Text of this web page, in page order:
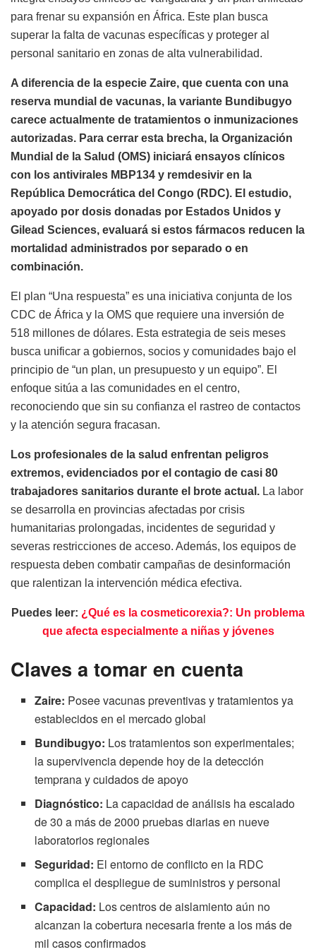
para frenar su expansión en África. Este plan busca
superar la falta de vacunas específicas y proteger al
personal sanitario en zonas de alta vulnerabilidad.
A diferencia de la especie Zaire, que cuenta con una
reserva mundial de vacunas, la variante Bundibugyo
carece actualmente de tratamientos o inmunizaciones
autorizadas. Para cerrar esta brecha, la Organización
Mundial de la Salud (OMS) iniciará ensayos clínicos
con los antivirales MBP134 y remdesivir en la
República Democrática del Congo (RDC). El estudio,
apoyado por dosis donadas por Estados Unidos y
Gilead Sciences, evaluará si estos fármacos reducen la
mortalidad administrados por separado o en
combinación.
El plan “Una respuesta” es una iniciativa conjunta de los
CDC de África y la OMS que requiere una inversión de
518 millones de dólares. Esta estrategia de seis meses
busca unificar a gobiernos, socios y comunidades bajo el
principio de “un plan, un presupuesto y un equipo”. El
enfoque sitúa a las comunidades en el centro,
reconociendo que sin su confianza el rastreo de contactos
y la atención segura fracasan.
Los profesionales de la salud enfrentan peligros
extremos, evidenciados por el contagio de casi 80
trabajadores sanitarios durante el brote actual. La labor
se desarrolla en provincias afectadas por crisis
humanitarias prolongadas, incidentes de seguridad y
severas restricciones de acceso. Además, los equipos de
respuesta deben combatir campañas de desinformación
que ralentizan la intervención médica efectiva.
Puedes leer: ¿Qué es la cosmeticorexia?: Un problema
que afecta especialmente a niñas y jóvenes
Claves a tomar en cuenta
Zaire: Posee vacunas preventivas y tratamientos ya
establecidos en el mercado global
Bundibugyo: Los tratamientos son experimentales;
la supervivencia depende hoy de la detección
temprana y cuidados de apoyo
Diagnóstico: La capacidad de análisis ha escalado
de 30 a más de 2000 pruebas diarias en nueve
laboratorios regionales
Seguridad: El entorno de conflicto en la RDC
complica el despliegue de suministros y personal
Capacidad: Los centros de aislamiento aún no
alcanzan la cobertura necesaria frente a los más de
mil casos confirmados